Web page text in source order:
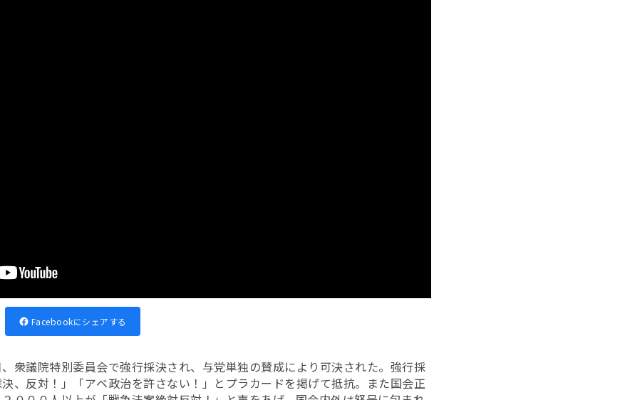
Facebookにシェアする
衆議院特別委員会で強行採決され、与党単独の賛成により可決された。強行採
、反対！」「アベ政治を許さない！」とプラカードを掲げて抵抗。また国会正